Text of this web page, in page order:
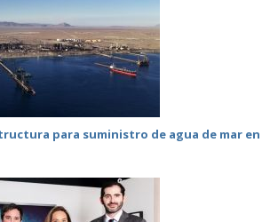
para suministro de agua de mar en